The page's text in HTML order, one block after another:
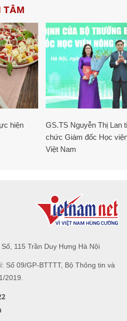
TÂM
hiện
GS.TS Nguyễn Thị Lan
chức Giám đốc Học
Việt Nam
115 Trần Duy Hưng Hà Nội
Số 09/GP-BTTTT, Bộ Thông tin và
2019.